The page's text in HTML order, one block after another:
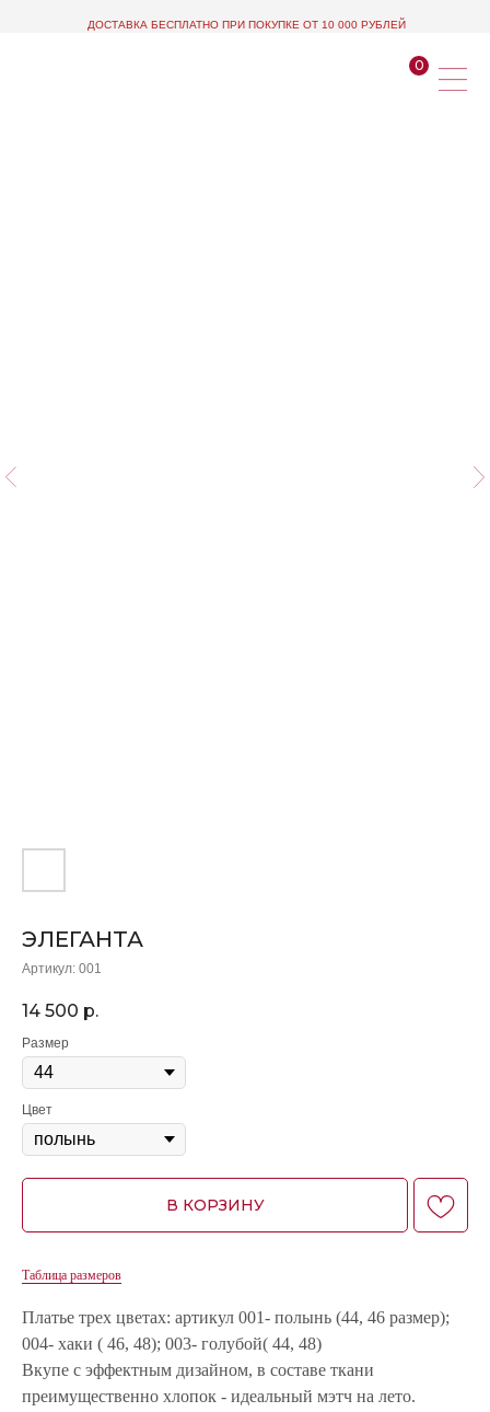
ДОСТАВКА БЕСПЛАТНО ПРИ ПОКУПКЕ ОТ 10 000 РУБЛЕЙ
0
ЭЛЕГАНТА
Артикул: 001
14 500 р.
Размер
Цвет
В КОРЗИНУ
Таблица размеров
Платье трех цветах: артикул 001- полынь (44, 46 размер);
004- хаки ( 46, 48); 003- голубой( 44, 48)
Вкупе с эффектным дизайном, в составе ткани
преимущественно хлопок - идеальный мэтч на лето.